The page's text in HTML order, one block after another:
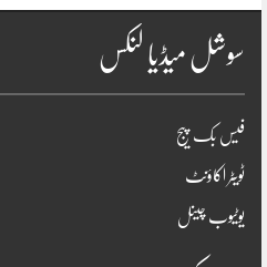
سوشل میڈیا لنکس
فیس بک پیج
ٹویٹر اکاؤنٹ
یوٹیوب چینل